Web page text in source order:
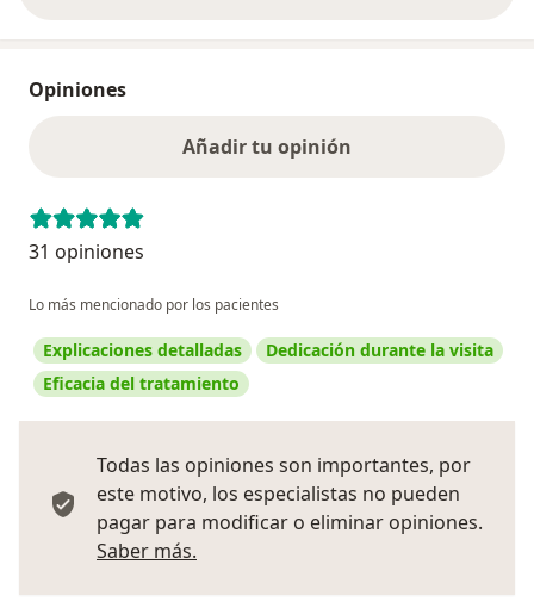
Opiniones
Añadir tu opinión
31 opiniones
Lo más mencionado por los pacientes
Explicaciones detalladas
Dedicación durante la visita
Eficacia del tratamiento
Todas las opiniones son importantes, por
este motivo, los especialistas no pueden
pagar para modificar o eliminar opiniones.
Saber más.